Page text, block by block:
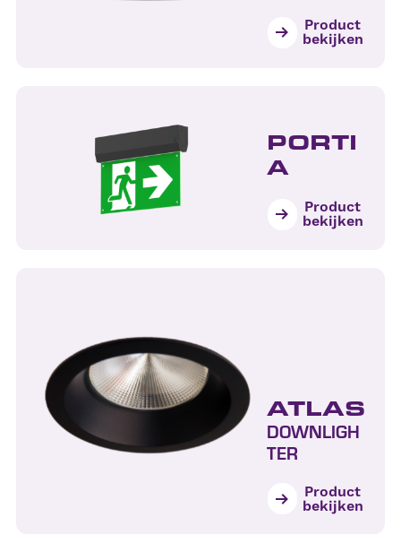
Product
bekijken
PORTI
A
Product
bekijken
ATLAS
DOWNLIGH
TER
Product
bekijken